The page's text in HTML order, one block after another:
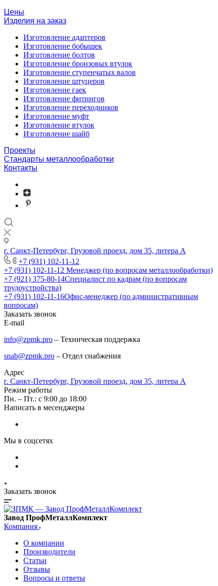
Цены
Изделия на заказ
Изготовление адаптеров
Изготовление бобышек
Изготовление болтов
Изготовление бронзовых втулок
Изготовление ступенчатых валов
Изготовление штуцеров
Изготовление гаек
Изготовление фитингов
Изготовление переходников
Изготовление муфт
Изготовление втулок
Изготовление шайб
Проекты
Стандарты металлообработки
Контакты
г. Санкт-Петербург, Грузовой проезд, дом 35, литера А
+7 (931) 102-11-12
+7 (931) 102-11-12 Менеджер (по вопросам металлообработки)
+7 (921) 375-80-14Специалист по кадрам (по вопросам
трудоустройства)
+7 (931) 102-11-16Офис-менеджер (по административным
вопросам)
Заказать звонок
E-mail
info@zpmk.pro – Техническая поддержка
snab@zpmk.pro – Отдел снабжения
Адрес
г. Санкт-Петербург, Грузовой проезд, дом 35, литера А
Режим работы
Пн. – Пт.: с 9:00 до 18:00
Написать в месенджеры
Мы в соцсетях
Заказать звонок
Завод ПрофМеталлКомплект
Компания
О компании
Производители
Статьи
Отзывы
Вопросы и ответы